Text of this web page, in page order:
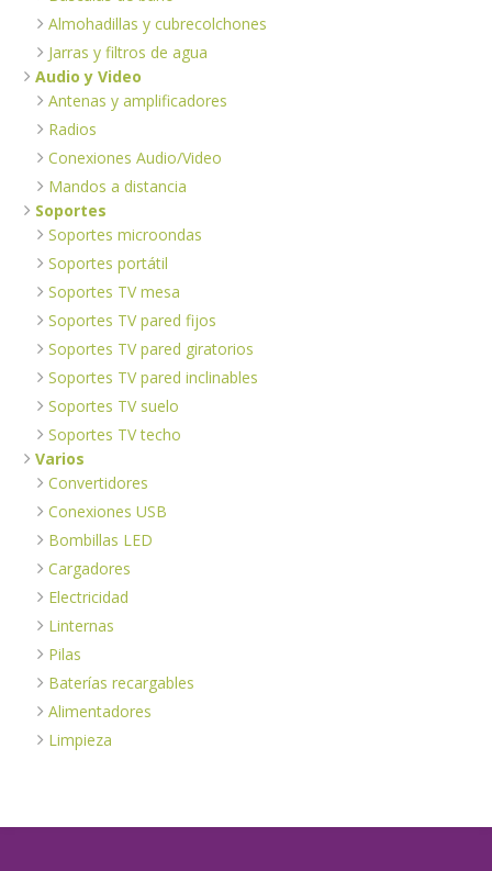
Almohadillas y cubrecolchones
Jarras y filtros de agua
Audio y Video
Antenas y amplificadores
Radios
Conexiones Audio/Video
Mandos a distancia
Soportes
Soportes microondas
Soportes portátil
Soportes TV mesa
Soportes TV pared fijos
Soportes TV pared giratorios
Soportes TV pared inclinables
Soportes TV suelo
Soportes TV techo
Varios
Convertidores
Conexiones USB
Bombillas LED
Cargadores
Electricidad
Linternas
Pilas
Baterías recargables
Alimentadores
Limpieza